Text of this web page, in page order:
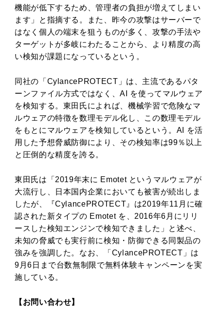
機能が低下するため、管理者の負担が増えてしまい
ます」と指摘する。また、昨今の攻撃はサーバーで
はなく個人の端末を狙うものが多く、攻撃の手法や
ターゲットが多岐にわたることから、より精度の高
い検知が課題になっているという。
同社の「CylancePROTECT」は、主流であるパタ
ーンファイル方式ではなく、AI を使ってマルウェア
を検知する。東田氏によれば、機械学習で危険なマ
ルウェアの特徴を数理モデル化し、この数理モデル
をもとにマルウェアを検知しているという。AI を活
用した予想脅威防御により、その検知率は99％以上
と圧倒的な精度を誇る。
東田氏は「2019年末に Emotet というマルウェアが
大流行し、日本国内企業においても被害が続出しま
したが、『CylancePROTECT』は2019年11月に確
認された新タイプの Emotet を、2016年6月にリリ
ースした検知エンジンで検知できました」と述べ、
未知の脅威でも実行前に検知・防御できる同製品の
強みを強調した。なお、「CylancePROTECT」は
9月6日まで台数無制限で無料体験キャンペーンを実
施している。
【お問い合わせ】